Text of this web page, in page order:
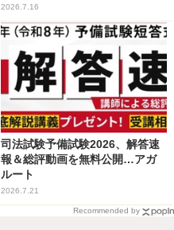
2026.7.16
司法試験予備試験2026、解答速
報＆総評動画を無料公開…アガ
ルート
2026.7.21
Recommended by